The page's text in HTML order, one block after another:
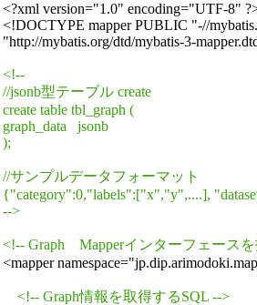
<?xml version="1.0" encoding="UTF-8"
<!DOCTYPE mapper PUBLIC "-//
"http://mybatis.org/dtd/mybatis-3-
<!--
//jsonb型テーブル create
create table tbl_graph (
graph_data   jsonb
);
//サンプルデータフォーマット
{"category":0,"labels":["x","y",....],
-->
<!-- Graph　Mapperインターフェース
<mapper
<!-- Graph情報を取得するSQL -->